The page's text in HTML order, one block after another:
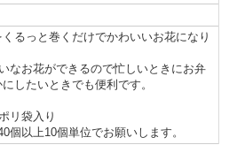
るっと巻くだけでかわいいお花になり
なお花ができるので忙しいときにお弁
したいときでも便利です。
リ袋入り
個以上10個単位でお願いします。